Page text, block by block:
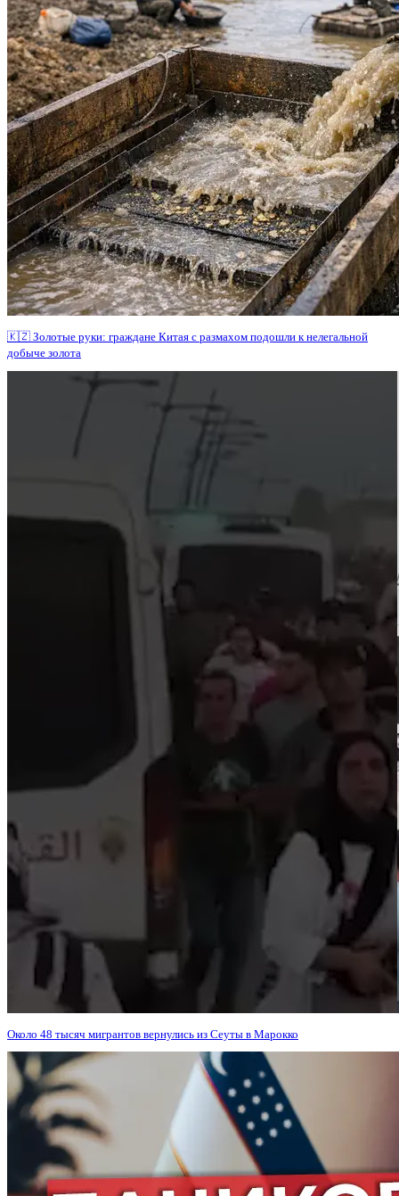
🇰🇿 Золотые руки: граждане Китая с размахом подошли к нелегальной
добыче золота
Около 48 тысяч мигрантов вернулись из Сеуты в Марокко